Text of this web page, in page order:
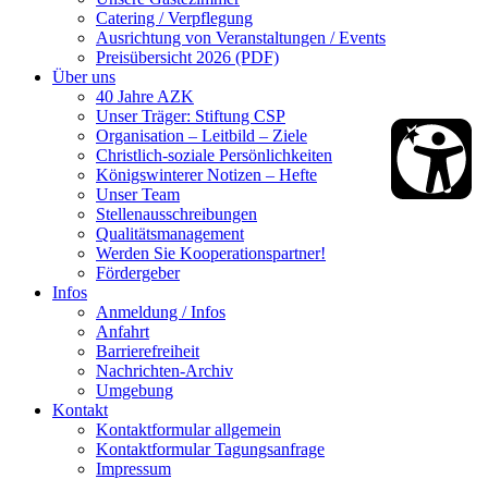
Catering / Verpflegung
Ausrichtung von Veranstaltungen / Events
Preisübersicht 2026 (PDF)
Über uns
40 Jahre AZK
Unser Träger: Stiftung CSP
Organisation – Leitbild – Ziele
Christlich-soziale Persönlichkeiten
Königswinterer Notizen – Hefte
Unser Team
Stellenausschreibungen
Qualitätsmanagement
Werden Sie Kooperationspartner!
Fördergeber
Infos
Anmeldung / Infos
Anfahrt
Barrierefreiheit
Nachrichten-Archiv
Umgebung
Kontakt
Kontaktformular allgemein
Kontaktformular Tagungsanfrage
Impressum